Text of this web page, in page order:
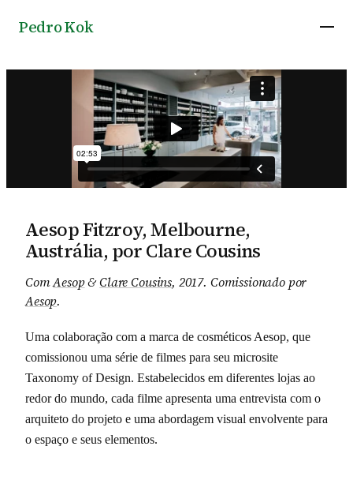
Pedro Kok
Aesop Fitzroy, Melbourne,
Austrália, por Clare Cousins
ComAesop&Clare Cousins, 2017. Comissionado por
Aesop.
Uma colaboração com a marca de cosméticos Aesop, que
comissionou uma série de filmes para seu microsite
Taxonomy of Design. Estabelecidos em diferentes lojas ao
redor do mundo, cada filme apresenta uma entrevista com o
arquiteto do projeto e uma abordagem visual envolvente para
o espaço e seus elementos.